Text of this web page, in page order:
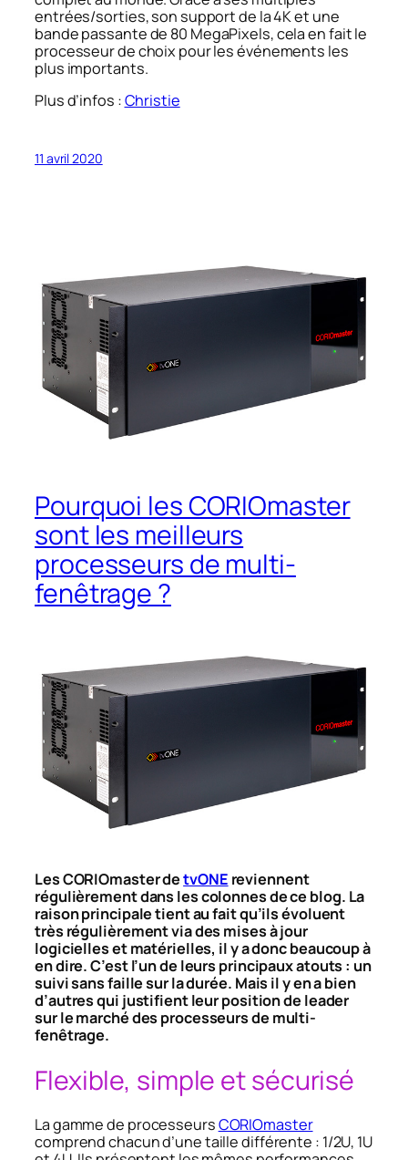
entrées/sorties, son support de la 4K et une
bande passante de 80 MegaPixels, cela en fait le
processeur de choix pour les événements les
plus importants.
Plus d’infos :Christie
11 avril 2020
Pourquoi les CORIOmaster
sont les meilleurs
processeurs de multi-
fenêtrage ?
Les CORIOmaster detvONE reviennent
régulièrement dans les colonnes de ce blog. La
raison principale tient au fait qu’ils évoluent
très régulièrement via des mises à jour
logicielles et matérielles, il y a donc beaucoup à
en dire. C’est l’un de leurs principaux atouts : un
suivi sans faille sur la durée. Mais il y en a bien
d’autres qui justifient leur position de leader
sur le marché des processeurs de multi-
fenêtrage.
Flexible, simple et sécurisé
La gamme de processeursCORIOmaster
comprend chacun d’une taille différente : 1/2U, 1U